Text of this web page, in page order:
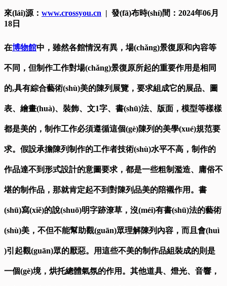
來(lái)源： www.crossyou.cn | 發(fā)布時(shí)間：2024年06月
18日
在博物館中，雖然各館情況有異，場(chǎng)景復原和內容等
不同，但制作工作對場(chǎng)景復原所起的重要作用是相同
的,具有綜合藝術(shù)美的陳列展覽，要求組成它的展品、圖
表、繪畫(huà)、裝飾、文1字、書(shū)法、版面，模型等樣樣
都是美的，制作工作必須遵循這個(gè)陳列的美學(xué)規范要
求。假設承擔陳列制作的工作者技術(shù)水平不高，制作的
作品達不到形式設計的意圖要求，都是一些粗制濫造、庸俗不
堪的制作品，那就肯定起不到對陳列品美的陪襯作用。書
(shū)寫(xiě)的說(shuō)明字跡潦草，沒(méi)有書(shū)法的藝術
(shù)美，不但不能幫助觀(guān)眾理解陳列內容，而且會(huì
)引起觀(guān)眾的厭惡。用這些不美的制作品組裝成的則是
一個(gè)境，烘托總體氣氛的作用。其他道具、燈光、音響，